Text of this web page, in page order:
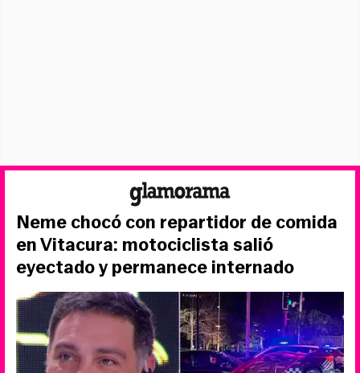
Neme chocó con repartidor de comida
en Vitacura: motociclista salió
eyectado y permanece internado